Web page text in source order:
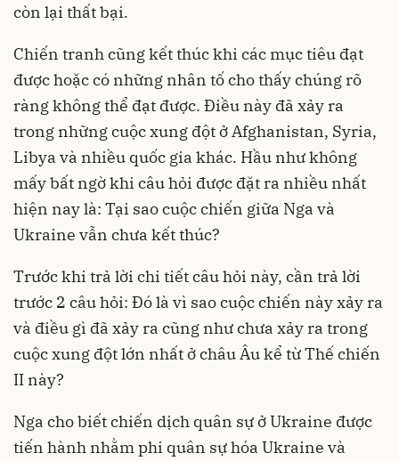
còn lại thất bại.
Chiến tranh cũng kết thúc khi các mục tiêu đạt
được hoặc có những nhân tố cho thấy chúng rõ
ràng không thể đạt được. Điều này đã xảy ra
trong những cuộc xung đột ở Afghanistan, Syria,
Libya và nhiều quốc gia khác. Hầu như không
mấy bất ngờ khi câu hỏi được đặt ra nhiều nhất
hiện nay là: Tại sao cuộc chiến giữa Nga và
Ukraine vẫn chưa kết thúc?
Trước khi trả lời chi tiết câu hỏi này, cần trả lời
trước 2 câu hỏi: Đó là vì sao cuộc chiến này xảy ra
và điều gì đã xảy ra cũng như chưa xảy ra trong
cuộc xung đột lớn nhất ở châu Âu kể từ Thế chiến
II này?
Nga cho biết chiến dịch quân sự ở Ukraine được
tiến hành nhằm phi quân sự hóa Ukraine và